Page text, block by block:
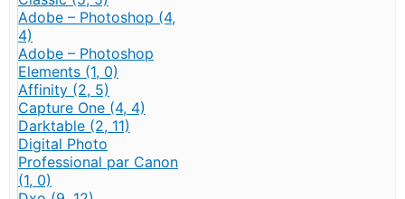
Adobe – Photoshop (4,
4)
Adobe – Photoshop
Elements (1, 0)
Affinity (2, 5)
Capture One (4, 4)
Darktable (2, 11)
Digital Photo
Professional par Canon
(1, 0)